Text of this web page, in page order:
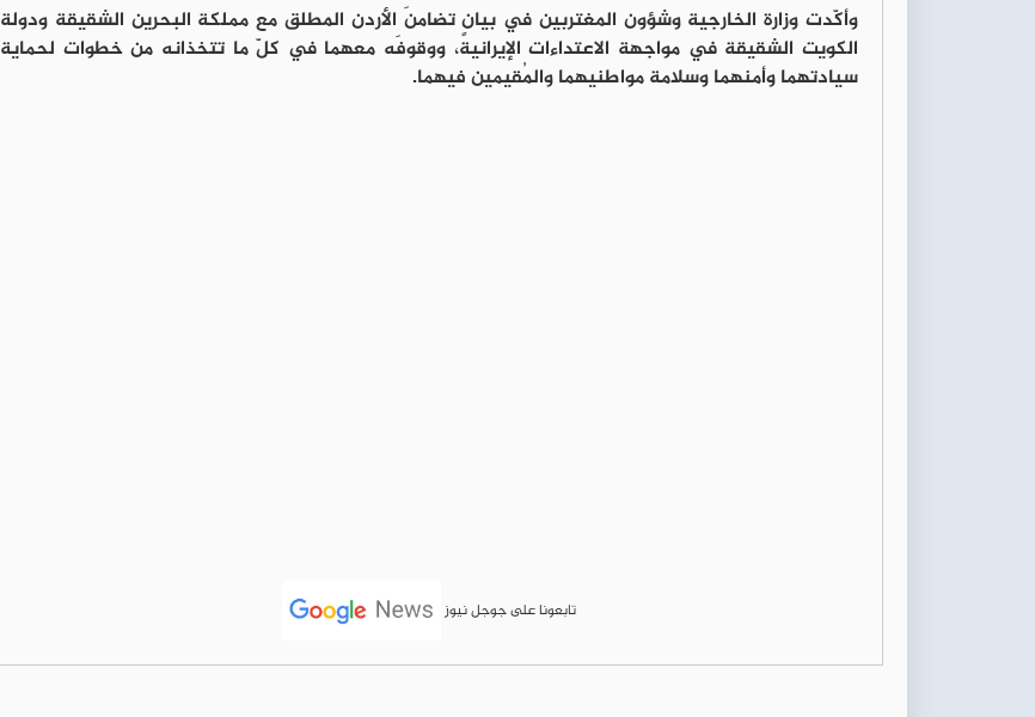
وأكّدت وزارة الخارجية وشؤون المغتربين في بيانٍ تضامنَ الأردن المطلق مع مملكة البحرين الشقيقة ودولة
الكويت الشقيقة في مواجهة الاعتداءات الإيرانية، ووقوفَه معهما في كلّ ما تتخذانه من خطوات لحماية
سيادتهما وأمنهما وسلامة مواطنيهما والمُقيمين فيهما.
تابعونا على جوجل نيوز